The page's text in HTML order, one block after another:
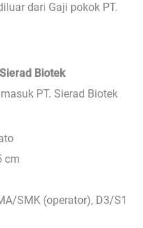
dari Gaji pokok PT.
Biotek
PT. Sierad Biotek
cm
SMK (operator), D3/S1